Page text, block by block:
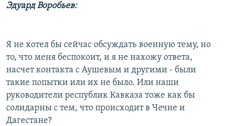
Эдуард Воробьев:
Я не хотел бы сейчас обсуждать военную тему, но
то, что меня беспокоит, и я не нахожу ответа,
насчет контакта с Аушевым и другими - были
такие попытки или их не было. Или наши
руководители республик Кавказа тоже как бы
солидарны с тем, что происходит в Чечне и
Дагестане?